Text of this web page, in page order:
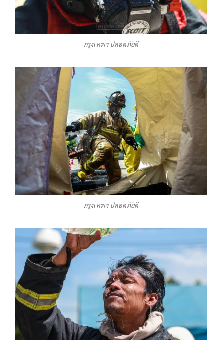
กรุงเทพฯ ปลอดภัยดี
กรุงเทพฯ ปลอดภัยดี